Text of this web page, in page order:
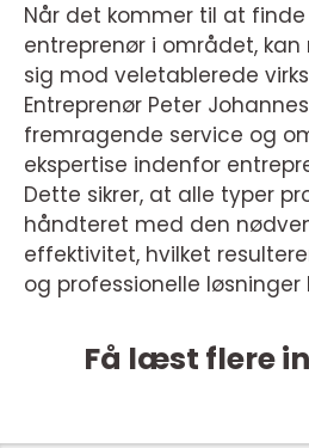
Når det kommer til at
entreprenør i området,
sig mod veletablerede
Entreprenør Peter
fremragende service og
ekspertise indenfor
Dette sikrer, at alle typer
håndteret med den
effektivitet, hvilket
og professionelle løsninger
Få læst flere